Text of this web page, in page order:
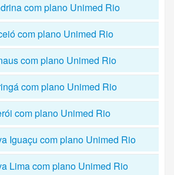
com plano Unimed Rio
com plano Unimed Rio
com plano Unimed Rio
com plano Unimed Rio
com plano Unimed Rio
Iguaçu com plano Unimed Rio
Lima com plano Unimed Rio